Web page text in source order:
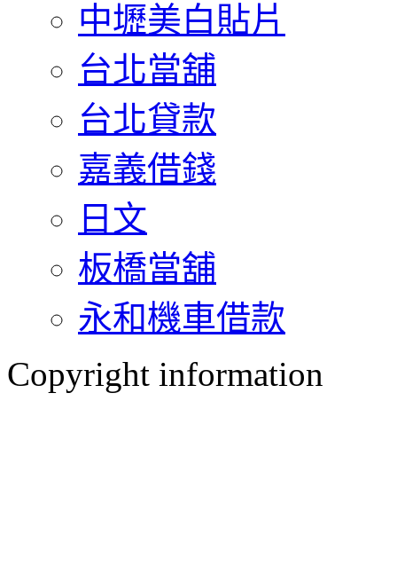
中壢美白貼片
台北當舖
台北貸款
嘉義借錢
日文
板橋當舖
永和機車借款
Copyright information